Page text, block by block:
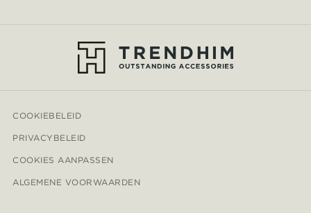
COOKIEBELEID
PRIVACYBELEID
COOKIES AANPASSEN
ALGEMENE VOORWAARDEN